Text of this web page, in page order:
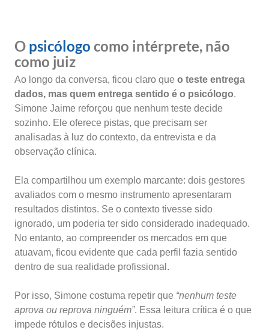
O psicólogo como intérprete, não
como juiz
Ao longo da conversa, ficou claro que o teste entrega
dados, mas quem entrega sentido é o psicólogo.
Simone Jaime reforçou que nenhum teste decide
sozinho. Ele oferece pistas, que precisam ser
analisadas à luz do contexto, da entrevista e da
observação clínica.
Ela compartilhou um exemplo marcante: dois gestores
avaliados com o mesmo instrumento apresentaram
resultados distintos. Se o contexto tivesse sido
ignorado, um poderia ter sido considerado inadequado.
No entanto, ao compreender os mercados em que
atuavam, ficou evidente que cada perfil fazia sentido
dentro de sua realidade profissional.
Por isso, Simone costuma repetir que “nenhum teste
aprova ou reprova ninguém”. Essa leitura crítica é o que
impede rótulos e decisões injustas.